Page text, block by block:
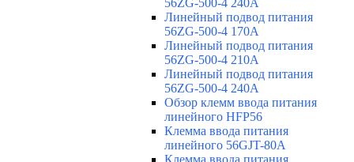
Линейный подвод питания
56ZG-500-4 170A
Линейный подвод питания
56ZG-500-4 210A
Линейный подвод питания
56ZG-500-4 240A
Обзор клемм ввода питания
линейного HFP56
Клемма ввода питания
линейного 56GJT-80A
Клемма ввода питания